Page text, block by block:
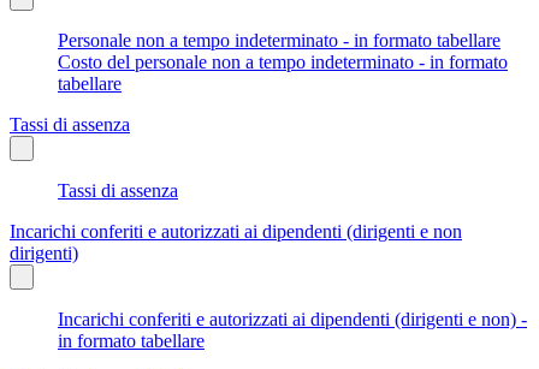
Personale non a tempo indeterminato - in formato tabellare
Costo del personale non a tempo indeterminato - in formato
tabellare
Tassi di assenza
Tassi di assenza
Incarichi conferiti e autorizzati ai dipendenti (dirigenti e non
dirigenti)
Incarichi conferiti e autorizzati ai dipendenti (dirigenti e non) -
in formato tabellare